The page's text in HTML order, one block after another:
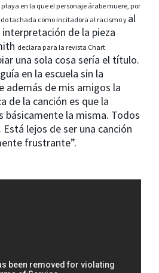
en la que el personaje árabe muere, por
tachada como incitadora al racismo y al
de la pieza
declara para la revista Chart
una sola cosa sería el título.
en la escuela sin la
además de mis amigos la
de la canción es que la
básicamente la misma. Todos
lejos de ser una canción
frustrante”.